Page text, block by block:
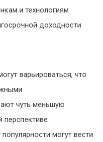
и технологиям
доходности
варьироваться, что
чуть меньшую
перспективе
могут вести